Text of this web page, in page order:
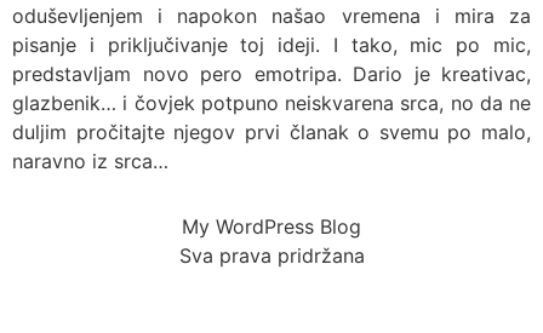
oduševljenjem i napokon našao vremena i mira za
pisanje i priključivanje toj ideji. I tako, mic po mic,
predstavljam novo pero emotripa. Dario je kreativac,
glazbenik… i čovjek potpuno neiskvarena srca, no da ne
duljim pročitajte njegov prvi članak o svemu po malo,
naravno iz srca…
My WordPress Blog
Sva prava pridržana